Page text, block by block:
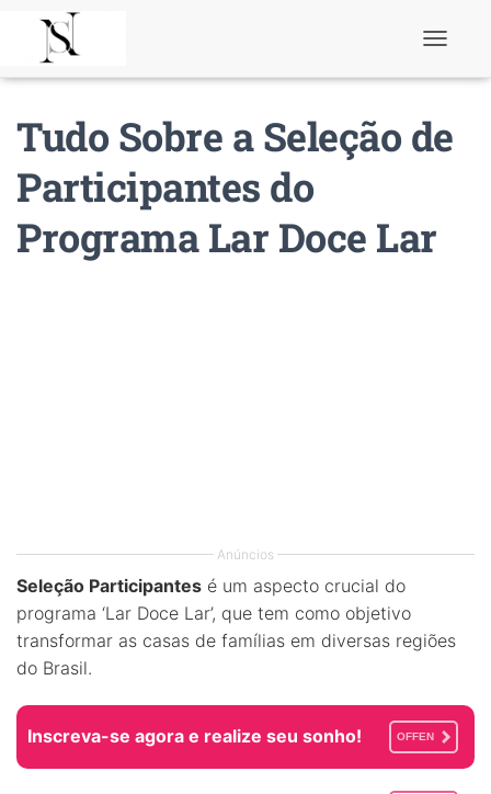
e
g
Tudo Sobre a Seleção de
Participantes do
Programa Lar Doce Lar
Anúncios
Seleção Participantes é um aspecto crucial do
programa ‘Lar Doce Lar’, que tem como objetivo
transformar as casas de famílias em diversas regiões
do Brasil.
Inscreva-se agora e realize seu sonho! OFFEN